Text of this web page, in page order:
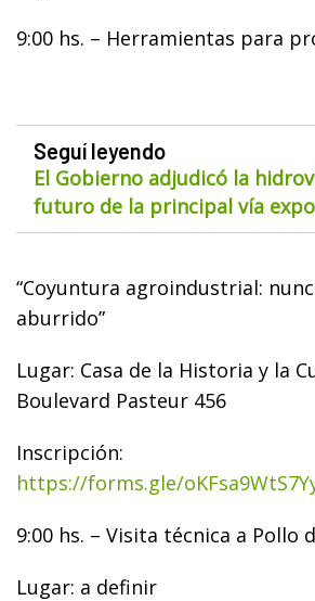
9:00 hs. – Herramientas para
Seguí leyendo
El Gobierno adjudicó la
futuro de la principal vía
“Coyuntura agroindustrial:
aburrido”
Lugar: Casa de la Historia y la
Boulevard Pasteur 456
Inscripción:
https://forms.gle/
9:00 hs. – Visita técnica a Pollo
Lugar: a definir